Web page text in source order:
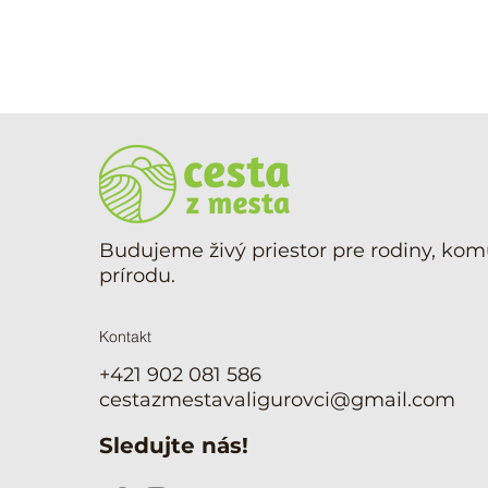
Budujeme živý priestor pre rodiny,
prírodu.
Kontakt
+421 902 081 586
cestazmestavaligurovci@gmail.com
Sledujte nás!